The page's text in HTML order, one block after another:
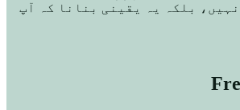
بلکہ یہ یقینی بنانا کہ آپ